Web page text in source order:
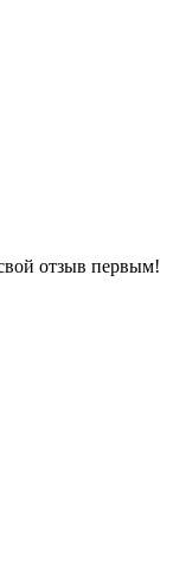
отзыв первым!